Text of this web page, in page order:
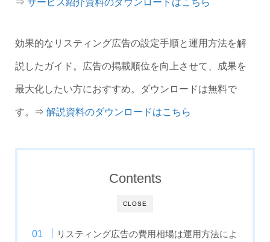
効果的なリスティング広告の設定手順と運用方法を解
説したガイド。広告の掲載順位を向上させて、成果を
最大化したい方におすすめ。ダウンロードは無料で
す。⇒ 解説資料のダウンロードはこちら
CLOSE
Contents
リスティング広告の費用相場は運用方法によ